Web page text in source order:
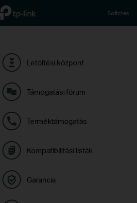
TP-Link, Reliably Smart Switches
Letöltési központ
Támogatási fórum
Terméktámogatás
Kompatibilitási listák
Garancia